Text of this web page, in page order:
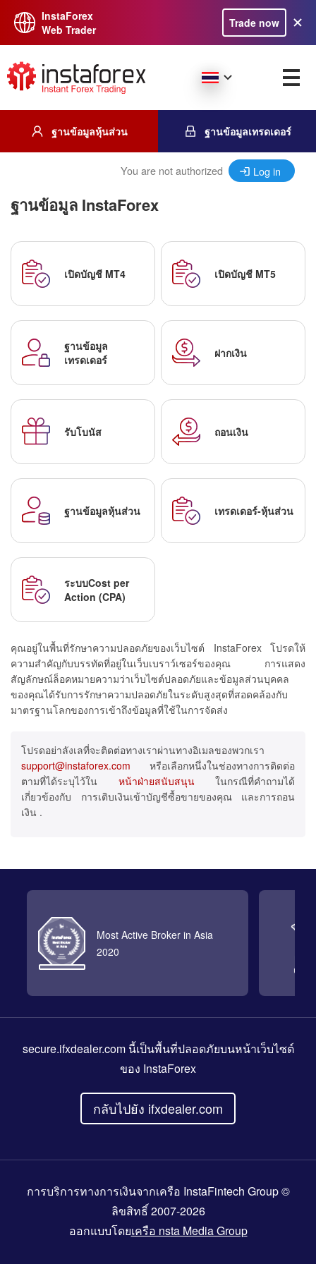
InstaForex
Web Trader
Trade now
ฐานข้อมูลหุ้นส่วน ฐานข้อมูลเทรดเดอร์
You are not authorized Log in
ฐานข้อมูล InstaForex
เปิดบัญชี MT4 เปิดบัญชี MT5
ฐานข้อมูล
เทรดเดอร์
ฝากเงิน
รับโบนัส ถอนเงิน
ฐานข้อมูลหุ้นส่วน เทรดเดอร์-หุ้นส่วน
ระบบCost per
Action (CPA)
คุณอยู่ในพื้นที่รักษาความปลอดภัยของเว็บไซต์ InstaForex โปรดให้
ความสำคัญกับบรรทัดที่อยู่ในเว็บเบราว์เซอร์ของคุณ การแสดง
สัญลักษณ์ล็อคหมายความว่าเว็บไซต์ปลอดภัยและข้อมูลส่วนบุคคล
ของคุณได้รับการรักษาความปลอดภัยในระดับสูงสุดที่สอดคล้องกับ
มาตรฐานโลกของการเข้าถึงข้อมูลที่ใช้ในการจัดส่ง
โปรดอย่าลังเลที่จะติดต่อทางเราผ่านทางอิเมลของพวกเรา
support@instaforex.com หรือเลือกหนึ่งในช่องทางการติดต่อ
ตามที่ได้ระบุไว้ใน หน้าฝ่ายสนับสนุนในกรณีที่คำถามได้
เกี่ยวข้องกับ การเติบเงินเข้าบัญชีซื้อขายของคุณ และการถอน
เงิน .
Most Active Broker in Asia
2020
secure.ifxdealer.comนี้เป็นพื้นที่ปลอดภัยบนหน้าเว็บไซต์
ของ InstaForex
กลับไปยัง ifxdealer.com
การบริการทางการเงินจากเครือ InstaFintech Group ©
ลิขสิทธิ์ 2007-2026
ออกแบบโดยเครือ nsta Media Group